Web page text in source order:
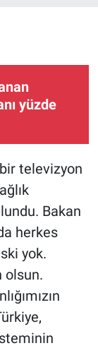
yüzde
televizyon
Bakan
herkes
yok.
olsun.